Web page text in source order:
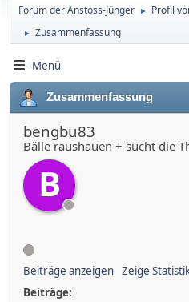
Forum der Anstoss-Jünger ► Profil
► Zusammenfassung
-Menü
Zusammenfassung
bengbu83
Bälle raushauen + sucht die
B
Beiträge anzeigen Zeige
Beiträge: